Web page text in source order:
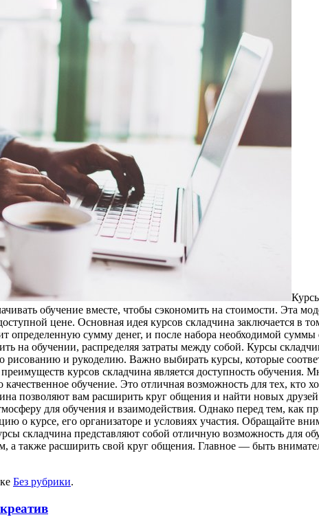
обучение вместе, чтобы сэкономить на стоимости. Эта
цене. Основная идея курсов складчина заключается в
определенную сумму денег, и после набора необходимой суммы
на обучении, распределяя затраты между собой. Курсы
рисованию и рукоделию. Важно выбирать курсы, которые
курсов складчина является доступность
обучение. Это отличная возможность для тех, кто
позволяют вам расширить круг общения и найти новых
для обучения и взаимодействия. Однако перед тем, как
о курсе, его организаторе и условиях участия. Обращайте
складчина представляют собой отличную возможность для
а также расширить свой круг общения. Главное — быть
Без рубрики.